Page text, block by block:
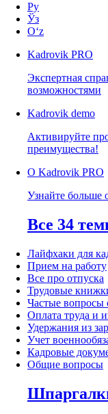
Ру
Ўз
Oʻz
Kadrovik PRO
Экспертная
возможностями
Kadrovik demo
Активируйте
преимущества!
О Kadrovik PRO
Узнайте больше
Все 34
Лайфхаки для
Прием на работу
Все про отпуска
Трудовые
Частые
Оплата труда и
Удержания из
Учет
Кадровые
Общие вопросы